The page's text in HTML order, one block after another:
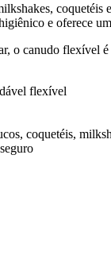
coquetéis
e oferece
o canudo flexível
flexível
coquetéis,